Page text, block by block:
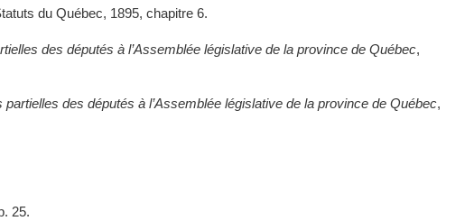
du Québec, 1895, chapitre 6.
des députés à l’Assemblée législative de la province de Québec,
des députés à l’Assemblée législative de la province de Québec,
25.